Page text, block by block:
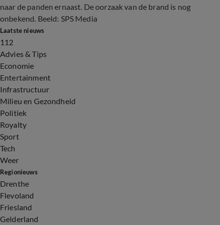
naar de panden ernaast. De oorzaak van de brand is nog
onbekend. Beeld: SPS Media
Laatste nieuws
112
Advies & Tips
Economie
Entertainment
Infrastructuur
Milieu en Gezondheid
Politiek
Royalty
Sport
Tech
Weer
Regionieuws
Drenthe
Flevoland
Friesland
Gelderland